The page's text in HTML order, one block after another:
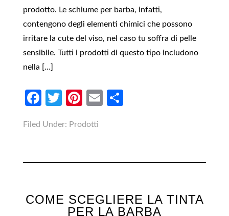
prodotto. Le schiume per barba, infatti,
contengono degli elementi chimici che possono
irritare la cute del viso, nel caso tu soffra di pelle
sensibile. Tutti i prodotti di questo tipo includono
nella […]
Facebook
Twitter
Pinterest
Email
Filed Under: Prodotti
COME SCEGLIERE LA TINTA
PER LA BARBA